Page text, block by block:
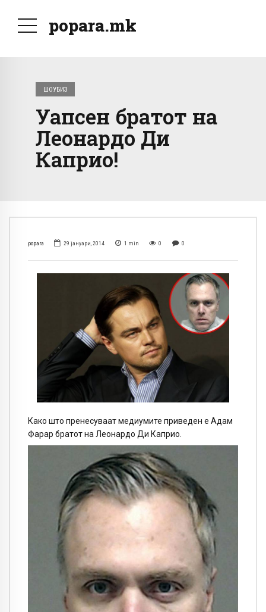
popara.mk
ШОУБИЗ
Уапсен братот на
Леонардо Ди
Каприо!
popara 29 јануари, 2014 1 min 0 0
Како што пренесуваат медиумите приведен е Адам
Фарар братот на Леонардо Ди Каприо.